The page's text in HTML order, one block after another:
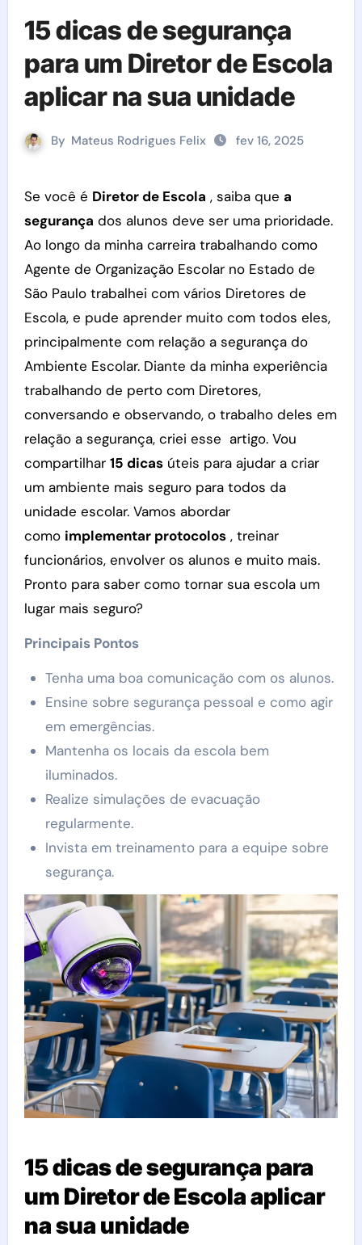
15 dicas de segurança
para um Diretor de Escola
aplicar na sua unidade
By Mateus Rodrigues Felix fev 16, 2025
Se você é Diretor de Escola , saiba que a
segurança dos alunos deve ser uma prioridade.
Ao longo da minha carreira trabalhando como
Agente de Organização Escolar no Estado de
São Paulo trabalhei com vários Diretores de
Escola, e pude aprender muito com todos eles,
principalmente com relação a segurança do
Ambiente Escolar. Diante da minha experiência
trabalhando de perto com Diretores,
conversando e observando, o trabalho deles em
relação a segurança, criei esse artigo. Vou
compartilhar 15 dicasúteis para ajudar a criar
um ambiente mais seguro para todos da
unidade escolar. Vamos abordar
como implementar protocolos, treinar
funcionários, envolver os alunos e muito mais.
Pronto para saber como tornar sua escola um
lugar mais seguro?
Principais Pontos
Tenha uma boa comunicação com os alunos.
Ensine sobre segurança pessoal e como agir
em emergências.
Mantenha os locais da escola bem
iluminados.
Realize simulações de evacuação
regularmente.
Invista em treinamento para a equipe sobre
segurança.
15 dicas de segurança para
um Diretor de Escola aplicar
na sua unidade